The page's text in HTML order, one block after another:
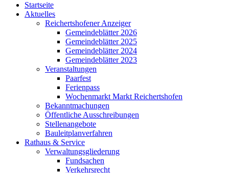
Startseite
Aktuelles
Reichertshofener Anzeiger
Gemeindeblätter 2026
Gemeindeblätter 2025
Gemeindeblätter 2024
Gemeindeblätter 2023
Veranstaltungen
Paarfest
Ferienpass
Wochenmarkt Markt Reichertshofen
Bekanntmachungen
Öffentliche Ausschreibungen
Stellenangebote
Bauleitplanverfahren
Rathaus & Service
Verwaltungsgliederung
Fundsachen
Verkehrsrecht